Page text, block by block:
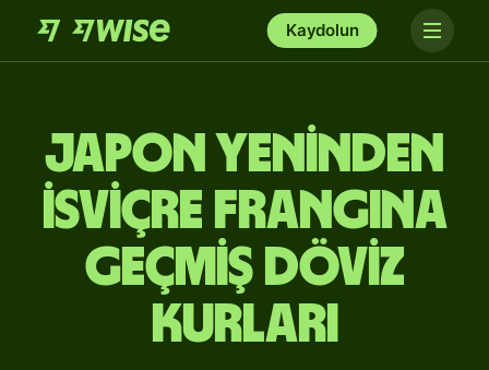
Kaydolun
Japon yeninden
İsviçre frangına
Geçmiş Döviz
Kurları